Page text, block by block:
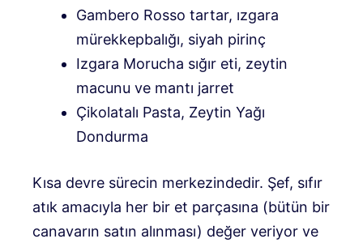
Gambero Rosso tartar, ızgara
mürekkepbalığı, siyah pirinç
Izgara Morucha sığır eti, zeytin
macunu ve mantı jarret
Çikolatalı Pasta, Zeytin Yağı
Dondurma
Kısa devre sürecin merkezindedir. Şef, sıfır
atık amacıyla her bir et parçasına (bütün bir
canavarın satın alınması) değer veriyor ve